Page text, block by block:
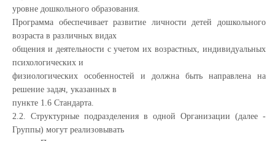
уровне дошкольного образования.
Программа обеспечивает развитие личности детей дошкольного
возраста в различных видах
общения и деятельности с учетом их возрастных, индивидуальных
психологических и
физиологических особенностей и должна быть направлена на
решение задач, указанных в
пункте 1.6 Стандарта.
2.2. Структурные подразделения в одной Организации (далее -
Группы) могут реализовывать